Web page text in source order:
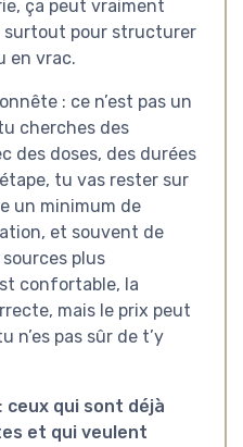
ça peut vraiment
surtout pour structurer
en vrac.
: ce n’est pas un
cherches des
des doses, des durées
tu vas rester sur
un minimum de
et souvent de
plus
confortable, la
mais le prix peut
n’es pas sûr de t’y
ceux qui sont déjà
et qui veulent